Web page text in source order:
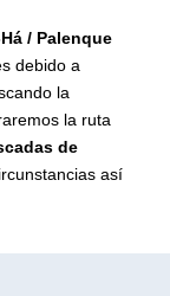
/ Palenque
debido a
la
la ruta
de
así